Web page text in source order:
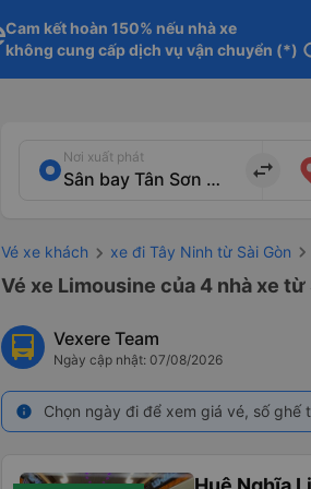
Cam kết hoàn 150% nếu nhà xe
không cung cấp dịch vụ vận chuyển (*)
Nơi xuất phát
import_export
Vé xe khách xe đi Tây Ninh từ Sài Gòn
Vé xe Limousine của 4 nhà xe
Vexere Team
Ngày cập nhật: 07/08/2026
info Chọn ngày đi để xem giá vé, số